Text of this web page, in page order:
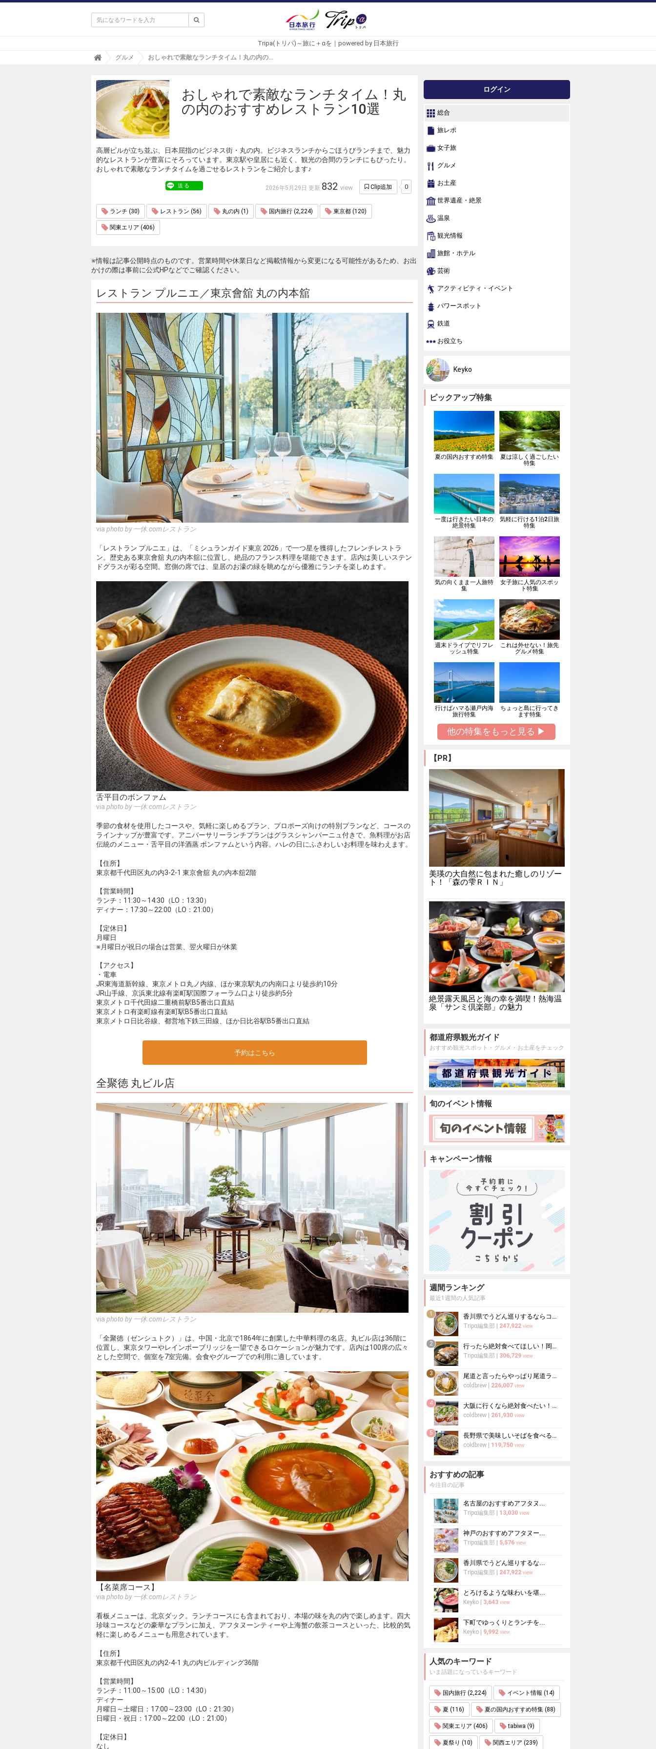
Tripa(トリパ)～旅に＋αを｜powered by 日本旅行
T
p
a
(
パ
)
グルメ おしゃれで素敵なランチタイム！丸の内のおすすめレストラン10選 - Tripa(トリパ)
おしゃれで素敵なランチタイム！丸
の内のおすすめレストラン10選
高層ビルが立ち並ぶ、日本屈指のビジネス街・丸の内。ビジネスランチからごほうびランチまで、魅力
的なレストランが豊富にそろっています。東京駅や皇居にも近く、観光の合間のランチにもぴったり。
おしゃれで素敵なランチタイムを過ごせるレストランをご紹介します♪
送る 2026年5月29日 更新 832view Clip追加 0
ランチ (30) レストラン (56) 丸の内 (1) 国内旅行 (2,224) 東京都 (120)
関東エリア (406)
※情報は記事公開時点のものです。営業時間や休業日など掲載情報から変更になる可能性があるため、お出
かけの際は事前に公式HPなどでご確認ください。
レストラン プルニエ／東京會舘 丸の内本舘
via photo by 一休.comレストラン
「レストラン プルニエ」は、「ミシュランガイド東京 2026」で一つ星を獲得したフレンチレストラ
ン。歴史ある東京會舘 丸の内本舘に位置し、絶品のフランス料理を堪能できます。店内は美しいステン
ドグラスが彩る空間。窓側の席では、皇居のお濠の緑を眺めながら優雅にランチを楽しめます。
舌平目のボンファム
via photo by 一休.comレストラン
季節の食材を使用したコースや、気軽に楽しめるプラン、プロポーズ向けの特別プランなど、コースの
ラインナップが豊富です。アニバーサリーランチプランはグラスシャンパーニュ付きで、魚料理がお店
伝統のメニュー・舌平目の洋酒蒸 ボンファムという内容。ハレの日にふさわしいお料理を味わえます。
【住所】
東京都千代田区丸の内3-2-1 東京會舘 丸の内本舘2階
【営業時間】
ランチ：11:30～14:30（LO：13:30）
ディナー：17:30～22:00（LO：21:00）
【定休日】
月曜日
※月曜日が祝日の場合は営業、翌火曜日が休業
【アクセス】
・電車
JR東海道新幹線、東京メトロ丸ノ内線、ほか東京駅丸の内南口より徒歩約10分
JR山手線、京浜東北線有楽町駅国際フォーラム口より徒歩約5分
東京メトロ千代田線二重橋前駅B5番出口直結
東京メトロ有楽町線有楽町駅B5番出口直結
東京メトロ日比谷線、都営地下鉄三田線、ほか日比谷駅B5番出口直結
予約はこちら
全聚徳 丸ビル店
via photo by 一休.comレストラン
「全聚徳（ゼンシュトク）」は、中国・北京で1864年に創業した中華料理の名店。丸ビル店は36階に
位置し、東京タワーやレインボーブリッジを一望できるロケーションが魅力です。店内は100席の広々
とした空間で、個室を7室完備。会食やグループでの利用に適しています。
【名菜席コース】
via photo by 一休.comレストラン
看板メニューは、北京ダック。ランチコースにも含まれており、本場の味を丸の内で楽しめます。四大
珍味コースなどの豪華なプランに加え、アフタヌーンティーや上海蟹の飲茶コースといった、比較的気
軽に楽しめるメニューも用意されています。
【住所】
東京都千代田区丸の内2-4-1 丸の内ビルディング36階
【営業時間】
ランチ：11:00～15:00（LO：14:30）
ディナー
月曜日～土曜日：17:00～23:00（LO：21:30）
日曜日・祝日：17:00～22:00（LO：21:00）
【定休日】
なし
ログイン
総合
旅レポ
女子旅
グルメ
お土産
世界遺産・絶景
温泉
観光情報
旅館・ホテル
芸術
アクティビティ・イベント
パワースポット
鉄道
お役立ち
Keyko
ピックアップ特集
夏の国内おすすめ特集
夏は涼しく過ごしたい
特集
一度は行きたい日本の
絶景特集
気軽に行ける1泊2日旅
特集
気の向くまま一人旅特
集
女子旅に人気のスポッ
ト特集
週末ドライブでリフレ
ッシュ特集
これは外せない！旅先
グルメ特集
行けばハマる瀬戸内海
旅行特集
ちょっと島に行ってき
ます特集
他の特集をもっと見る ▶
【PR】
美瑛の大自然に包まれた癒しのリゾー
ト！「森の雫ＲＩＮ」
絶景露天風呂と海の幸を満喫！熱海温
泉「サンミ倶楽部」の魅力
都道府県観光ガイド
おすすめ観光スポット・グルメ・お土産をチェック
旬のイベント情報
キャンペーン情報
週間ランキング
最近1週間の人気記事
1 香川県でうどん巡りするならココ！本場の讃岐うどんの名店
Tripα編集部 247,922 view
2 行ったら絶対食べてほしい！岡山県のおすすめグルメ15選
Tripα編集部 306,729 view
3 尾道と言ったらやっぱり尾道ラーメン！人気＆おすすめ尾道ラーメン10選
coldbrew 226,007 view
4 大阪に行くなら絶対食べたい！地元民おすすめのたこ焼き屋10選
coldbrew 261,930 view
5 長野県で美味しいそばを食べるならここ！信州そばの名店7選
coldbrew 119,750 view
おすすめの記事
今注目の記事
名古屋のおすすめアフタヌ...
Tripα編集部 13,030 view
神戸のおすすめアフタヌー...
Tripα編集部 5,576 view
香川県でうどん巡りするな...
Tripα編集部 247,922 view
とろけるような味わいを堪...
Keyko 3,643 view
下町でゆっくりとランチを...
Keyko 9,992 view
人気のキーワード
いま話題になっているキーワード
国内旅行 (2,224) イベント情報 (14)
夏 (116) 夏の国内おすすめ特集 (88)
関東エリア (406) tabiwa (9)
夏祭り (10) 関西エリア (239)